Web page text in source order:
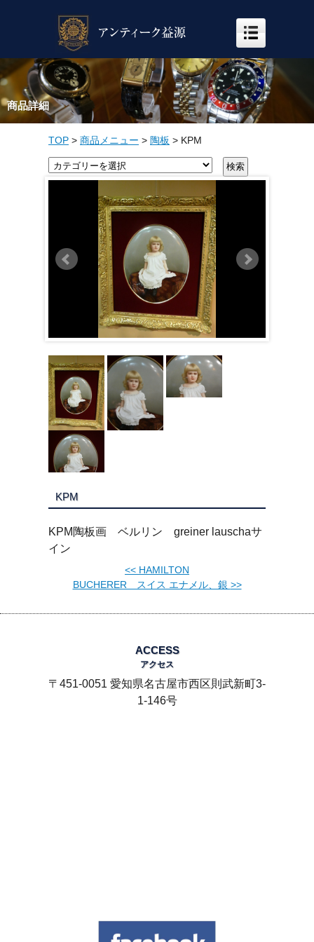
商品詳細
TOP > 商品メニュー > 陶板 > KPM
KPM
KPM陶板画 ベルリン greiner lauschaサ
イン
<< HAMILTON
BUCHERER スイス エナメル、銀 >>
ACCESS
アクセス
〒451-0051 愛知県名古屋市西区則武新町3-
1-146号